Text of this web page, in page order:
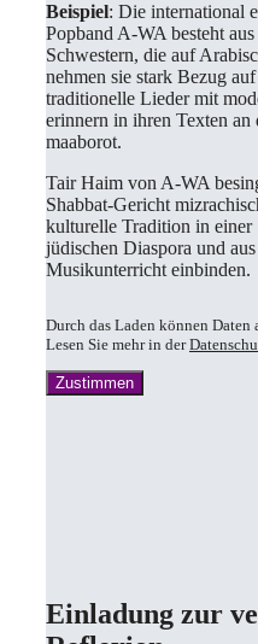
Beispiel: Die international
Popband A-WA besteht
Schwestern, die auf
nehmen sie stark Bezug
traditionelle Lieder mit
erinnern in ihren Texten an
maaborot.
Tair Haim von A-WA
Shabbat-Gericht
kulturelle Tradition in einer
jüdischen Diaspora und
Musikunterricht einbinden.
Durch das Laden können Daten
Lesen Sie mehr in der
Zustimmen
Einladung zur